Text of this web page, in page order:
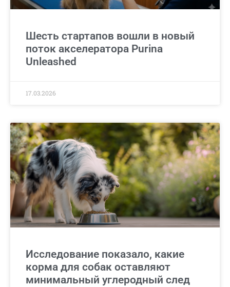
Шесть стартапов вошли в новый
поток акселератора Purina
Unleashed
17.03.2026
Исследование показало, какие
корма для собак оставляют
минимальный углеродный след